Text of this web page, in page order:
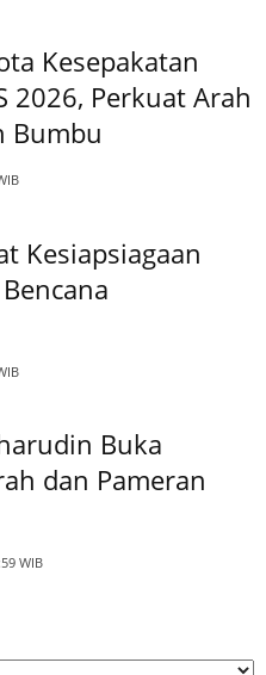
Kesepakatan
2026, Perkuat Arah
Bumbu
Kesiapsiagaan
Buka
dan Pameran
WIB